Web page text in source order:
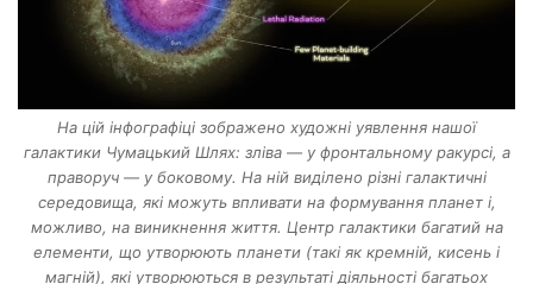
На цій інфографіці зображено художні уявлення нашої
галактики Чумацький Шлях: зліва — у фронтальному ракурсі, а
праворуч — у боковому. На ній виділено різні галактичні
середовища, які можуть впливати на формування планет і,
можливо, на виникнення життя. Центр галактики багатий на
елементи, що утворюють планети (такі як кремній, кисень і
магній), які утворюються в результаті діяльності багатьох